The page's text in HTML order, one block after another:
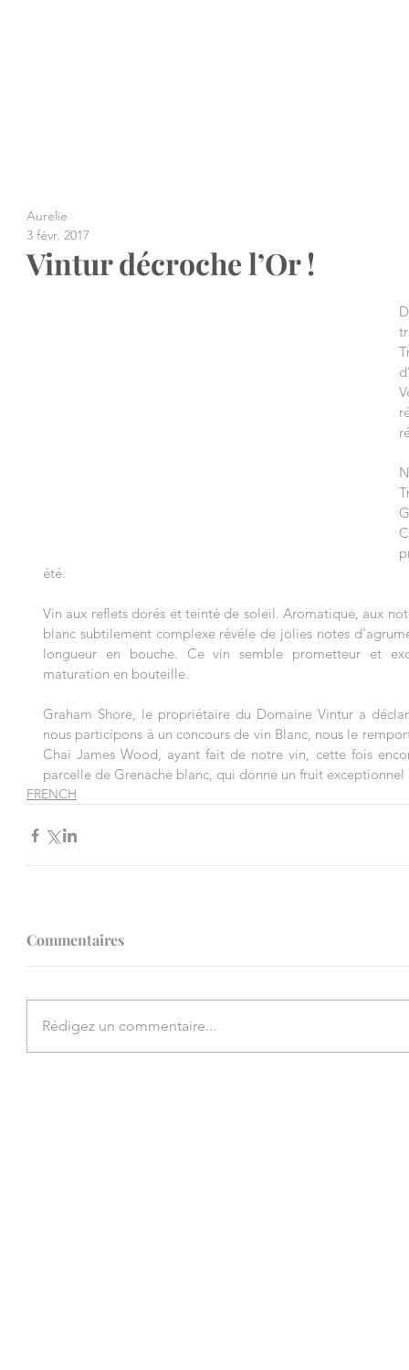
Vintur décroche l’Or !
Aurelie
3 févr. 2017
été.
Vin aux reflets dorés et teinté de soleil. Aromatique, aux
blanc subtilement complexe révéle de jolies notes
longueur en bouche. Ce vin semble prometteur et
maturation en bouteille.
Graham Shore, le propriétaire du Domaine Vintur a
nous participons à un concours de vin Blanc, nous le
Chai James Wood, ayant fait de notre vin, cette fois
parcelle de Grenache blanc, qui donne un fruit exceptionnel
FRENCH
Commentaires
Rédigez un commentaire...